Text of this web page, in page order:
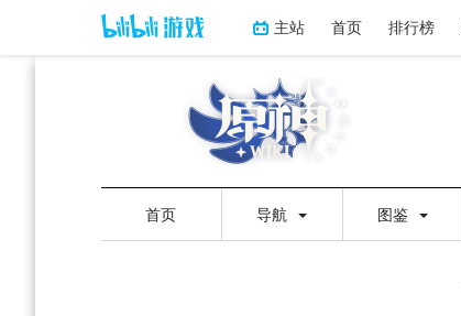
主站 首页 排行榜
首页 导航 图鉴